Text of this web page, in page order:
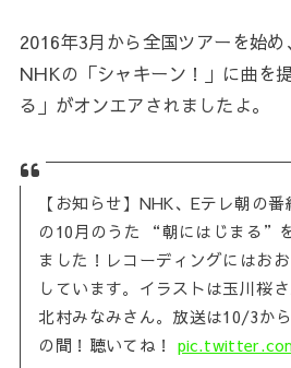
2016年3月から全国ツアーを始
NHKの「シャキーン！」に曲を
る」がオンエアされましたよ。
【お知らせ】NHK、Eテレ朝の番
の10月のうた “朝にはじまる”
ました！レコーディングにはお
しています。イラストは玉川桜
北村みなみさん。放送は10/3か
の間！聴いてね！